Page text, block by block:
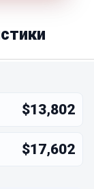
$13,802
$17,602